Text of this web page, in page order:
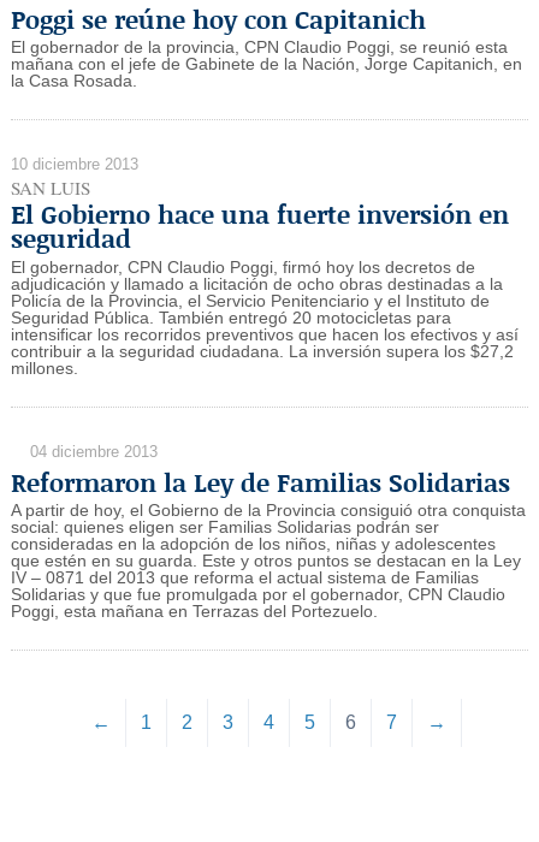
Poggi se reúne hoy con Capitanich
El gobernador de la provincia, CPN Claudio Poggi, se reunió esta
mañana con el jefe de Gabinete de la Nación, Jorge Capitanich, en
la Casa Rosada.
10 diciembre 2013
SAN LUIS
El Gobierno hace una fuerte inversión en
seguridad
El gobernador, CPN Claudio Poggi, firmó hoy los decretos de
adjudicación y llamado a licitación de ocho obras destinadas a la
Policía de la Provincia, el Servicio Penitenciario y el Instituto de
Seguridad Pública. También entregó 20 motocicletas para
intensificar los recorridos preventivos que hacen los efectivos y así
contribuir a la seguridad ciudadana. La inversión supera los $27,2
millones.
04 diciembre 2013
Reformaron la Ley de Familias Solidarias
A partir de hoy, el Gobierno de la Provincia consiguió otra conquista
social: quienes eligen ser Familias Solidarias podrán ser
consideradas en la adopción de los niños, niñas y adolescentes
que estén en su guarda. Este y otros puntos se destacan en la Ley
IV – 0871 del 2013 que reforma el actual sistema de Familias
Solidarias y que fue promulgada por el gobernador, CPN Claudio
Poggi, esta mañana en Terrazas del Portezuelo.
← 1 2 3 4 5 6 7 →